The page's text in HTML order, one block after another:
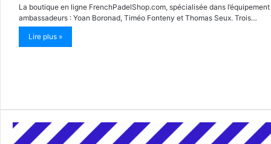
La boutique en ligne FrenchPadelShop.com, spécialisée dans
ambassadeurs : Yoan Boronad, Timéo Fonteny et Thomas Seux. Trois…
Lire plus »